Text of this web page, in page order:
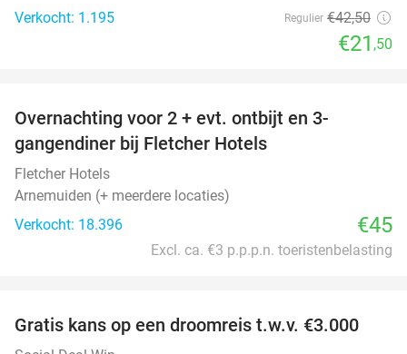
Verkocht: 1.195
Regulier €42,50
€21 ,50
Overnachting voor 2 + evt. ontbijt en 3-
gangendiner bij Fletcher Hotels
Fletcher Hotels
Arnemuiden (+ meerdere locaties)
Verkocht: 18.396
€45
Excl. ca. €3 p.p.p.n. toeristenbelasting
Gratis kans op een droomreis t.w.v. €3.000